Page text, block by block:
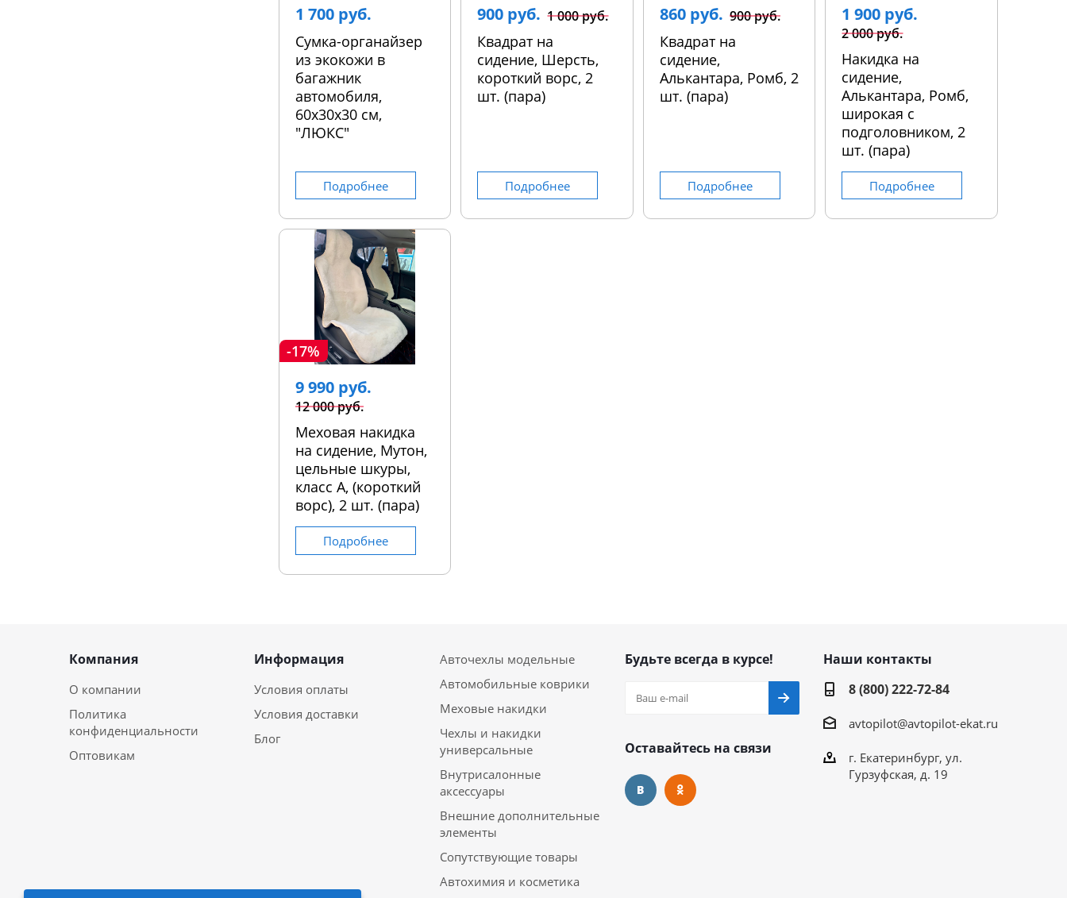
1 700 руб.
Сумка-органайзер
из экокожи в
багажник
автомобиля,
60х30х30 см,
"ЛЮКС"
Подробнее
900 руб. 1 000 руб.
Квадрат на
сидение, Шерсть,
короткий ворс, 2
шт. (пара)
Подробнее
860 руб. 900 руб.
Квадрат на
сидение,
Алькантара, Ромб, 2
шт. (пара)
Подробнее
1 900 руб.
2 000 руб.
Накидка на
сидение,
Алькантара, Ромб,
широкая с
подголовником, 2
шт. (пара)
Подробнее
-17%
9 990 руб.
12 000 руб.
Меховая накидка
на сидение, Мутон,
цельные шкуры,
класс А, (короткий
ворс), 2 шт. (пара)
Подробнее
Компания
О компании
Политика
конфиденциальности
Оптовикам
Информация
Условия оплаты
Условия доставки
Блог
Авточехлы модельные
Автомобильные коврики
Меховые накидки
Чехлы и накидки
универсальные
Внутрисалонные
аксессуары
Внешние дополнительные
элементы
Сопутствующие товары
Автохимия и косметика
Будьте всегда в курсе!
Оставайтесь на связи
Наши контакты
8 (800) 222-72-84
avtopilot@avtopilot-ekat.ru
г. Екатеринбург, ул.
Гурзуфская, д. 19